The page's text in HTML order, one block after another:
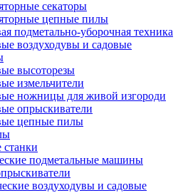
секаторы
цепные пилы
подметально-уборочная техника
воздуходувы и садовые
высоторезы
измельчители
ножницы для живой изгороди
опрыскиватели
цепные пилы
станки
подметальные машины
воздуходувы и садовые